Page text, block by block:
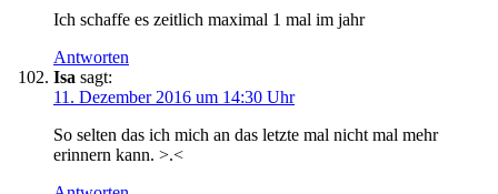
Ich schaffe es zeitlich maximal 1 mal im jahr
Antworten
Isa sagt:
11. Dezember 2016 um 14:30 Uhr
So selten das ich mich an das letzte mal nicht mal mehr
erinnern kann. >.<